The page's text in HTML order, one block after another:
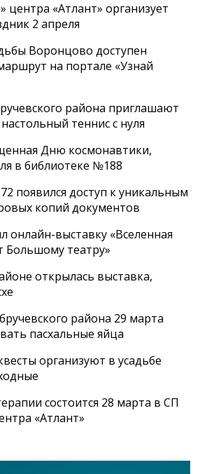
центра «Атлант» организует
2 апреля
Воронцово доступен
на портале «Узнай
района приглашают
теннис с нуля
Дню космонавтики,
в библиотеке №188
появился доступ к уникальным
копий документов
онлайн-выставку «Вселенная
Большому театру»
открылась выставка,
района 29 марта
пасхальные яйца
организуют в усадьбе
состоится 28 марта в СП
«Атлант»